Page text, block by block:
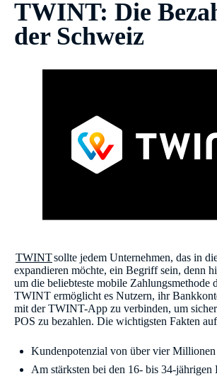
TWINT: Die
der Schweiz
TWINTsollte jedem Unternehmen, das in
expandieren möchte, ein Begriff sein, denn
um die beliebteste mobile Zahlungsmethode
TWINT ermöglicht es Nutzern, ihr
mit der TWINT-App zu verbinden, um
POS zu bezahlen. Die wichtigsten Fakten
Kundenpotenzial von über vier
Am stärksten bei den 16- bis 34-jährigen